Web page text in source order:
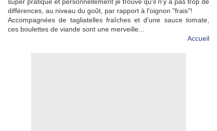
différences, au niveau du goût, par rapport à l'oignon "frais"!
Accompagnées de tagliatelles fraîches et d'une sauce tomate,
ces boulettes de viande sont une merveille...
Accueil